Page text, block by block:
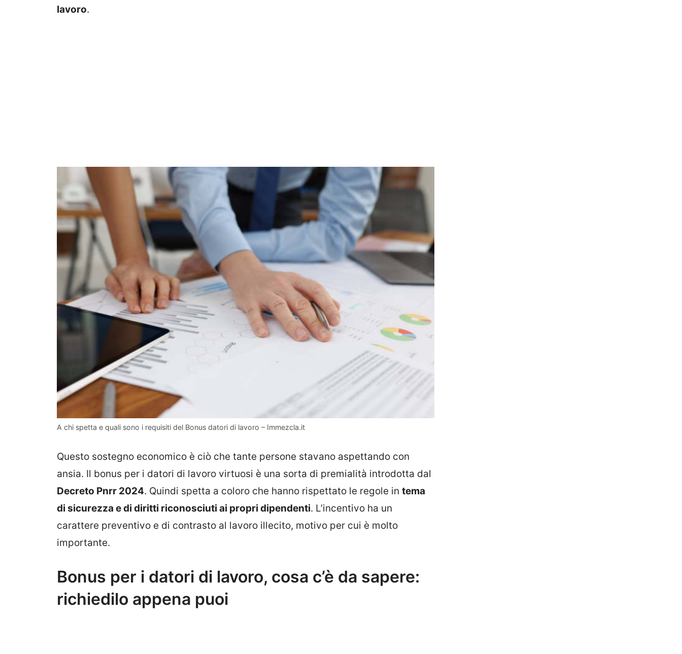
lavoro.
A chi spetta e quali sono i requisiti del Bonus datori di lavoro – Immezcla.it
Questo sostegno economico è ciò che tante persone stavano aspettando con
ansia. Il bonus per i datori di lavoro virtuosi è una sorta di premialità introdotta dal
Decreto Pnrr 2024. Quindi spetta a coloro che hanno rispettato le regole in tema
di sicurezza e di diritti riconosciuti ai propri dipendenti. L’incentivo ha un
carattere preventivo e di contrasto al lavoro illecito, motivo per cui è molto
importante.
Bonus per i datori di lavoro, cosa c’è da sapere:
richiedilo appena puoi